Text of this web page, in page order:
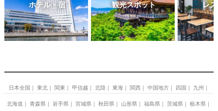
ホテル・宿 観光スポット レ
日本全国 東北 関東 甲信越 北陸 東海 関西 中国地方 四国 九州
北海道 青森県 岩手県 宮城県 秋田県 山形県 福島県 茨城県
栃木県